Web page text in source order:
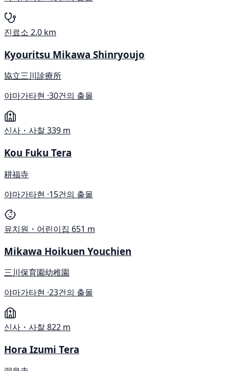
진료소 2.0 km
Kyouritsu Mikawa Shinryoujo
協立三川診療所
야마가타현 ·30건의 출몰
신사・사찰339 m
Kou Fuku Tera
耕福寺
야마가타현 ·15건의 출몰
유치원・어린이집 651 m
Mikawa Hoikuen Youchien
三川保育園幼稚園
야마가타현 ·23건의 출몰
신사・사찰822 m
Hora Izumi Tera